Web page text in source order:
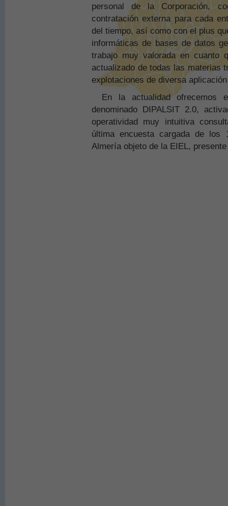
personal de la Corporación,
contratación externa para cada
del tiempo, así como con el plus
informáticas de bases de datos
trabajo muy valorada en cuanto
actualizado de todas las materias
explotaciones de diversa
En la actualidad
denominado DIPALSIT 2.0,
operatividad muy intuitiva
última encuesta cargada de los
Almería objeto de la EIEL,